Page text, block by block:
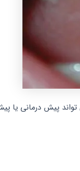
پیش درمانی یا